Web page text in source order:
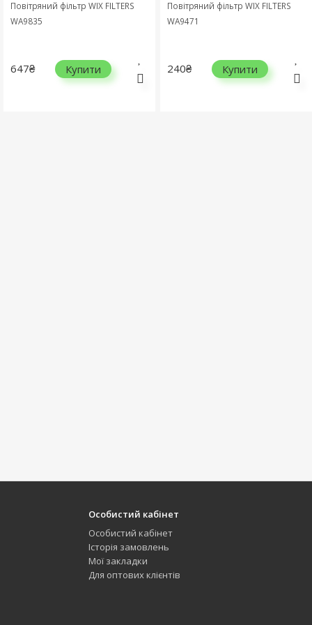
Повітряний фільтр WIX FILTERS
WA9835
647₴ Купити
Повітряний фільтр WIX FILTERS
WA9471
240₴ Купити
Особистий кабінет
Особистий кабінет
Історія замовлень
Мої закладки
Для оптових клієнтів